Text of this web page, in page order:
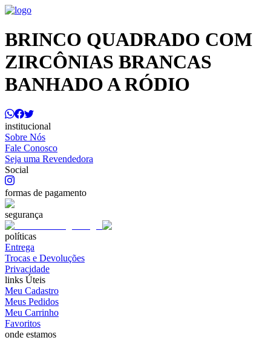
BRINCO QUADRADO COM
ZIRCÔNIAS BRANCAS
BANHADO A RÓDIO
institucional
Sobre Nós
Fale Conosco
Seja uma Revendedora
Social
formas de pagamento
segurança
políticas
Entrega
Trocas e Devoluções
Privacidade
links Úteis
Meu Cadastro
Meus Pedidos
Meu Carrinho
Favoritos
onde estamos